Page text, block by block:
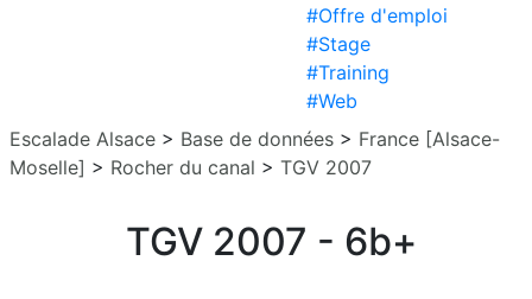
#Offre d'emploi
#Stage
#Training
#Web
Escalade Alsace > Base de données > France [Alsace-
Moselle] > Rocher du canal > TGV 2007
TGV 2007 - 6b+